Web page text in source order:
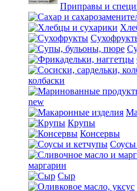
Приправы и
колбаски
new
Крупы
Консервы
Соусы
маргарин
Сыр